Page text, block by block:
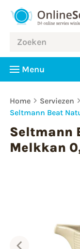
Menu
Home
Serviezen
Seltmann Beat
Seltmann
Melkkan